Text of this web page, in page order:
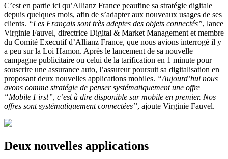
C’est en partie ici qu’Allianz France peaufine sa stratégie digitale
depuis quelques mois, afin de s’adapter aux nouveaux usages de ses
clients. “Les Français sont très adeptes des objets connectés”, lance
Virginie Fauvel, directrice Digital & Market Management et membre
du Comité Executif d’Allianz France, que nous avions interrogé il y
a peu sur la Loi Hamon. Après le lancement de sa nouvelle
campagne publicitaire ou celui de la tarification en 1 minute pour
souscrire une assurance auto, l’assureur poursuit sa digitalisation en
proposant deux nouvelles applications mobiles. “Aujourd’hui nous
avons comme stratégie de penser systématiquement une offre
“Mobile First”, c’est à dire disponible sur mobile en premier. Nos
offres sont systématiquement connectées”, ajoute Virginie Fauvel.
Deux nouvelles applications